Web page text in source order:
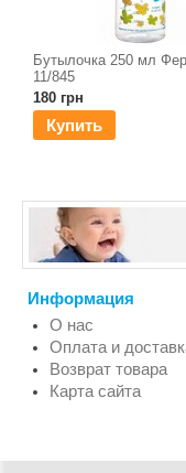
Бутылочка 250 мл
11/845
180 грн
Купить
Информация
О нас
Оплата и
Возврат товара
Карта сайта